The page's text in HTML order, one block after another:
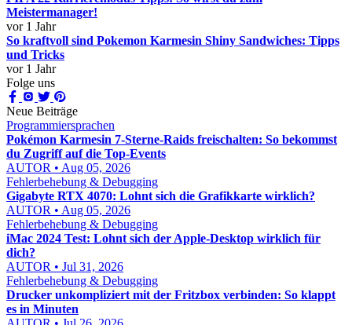
Meistermanager!
vor 1 Jahr
So kraftvoll sind Pokemon Karmesin Shiny Sandwiches: Tipps
und Tricks
vor 1 Jahr
Folge uns
Neue Beiträge
Programmiersprachen
Pokémon Karmesin 7-Sterne-Raids freischalten: So bekommst
du Zugriff auf die Top-Events
AUTOR • Aug 05, 2026
Fehlerbehebung & Debugging
Gigabyte RTX 4070: Lohnt sich die Grafikkarte wirklich?
AUTOR • Aug 05, 2026
Fehlerbehebung & Debugging
iMac 2024 Test: Lohnt sich der Apple-Desktop wirklich für
dich?
AUTOR • Jul 31, 2026
Fehlerbehebung & Debugging
Drucker unkompliziert mit der Fritzbox verbinden: So klappt
es in Minuten